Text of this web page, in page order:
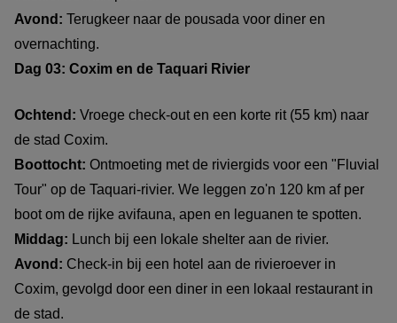
Avond: Terugkeer naar de pousada voor diner en
overnachting.
Dag 03: Coxim en de Taquari Rivier
Ochtend: Vroege check-out en een korte rit (55 km) naar
de stad Coxim.
Boottocht: Ontmoeting met de riviergids voor een "Fluvial
Tour" op de Taquari-rivier. We leggen zo'n 120 km af per
boot om de rijke avifauna, apen en leguanen te spotten.
Middag: Lunch bij een lokale shelter aan de rivier.
Avond: Check-in bij een hotel aan de rivieroever in
Coxim, gevolgd door een diner in een lokaal restaurant in
de stad.